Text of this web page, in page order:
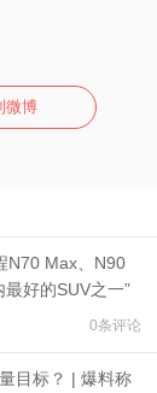
微博
N70 Max、N90
好的SUV之一”
0条评论
目标？ | 爆料称